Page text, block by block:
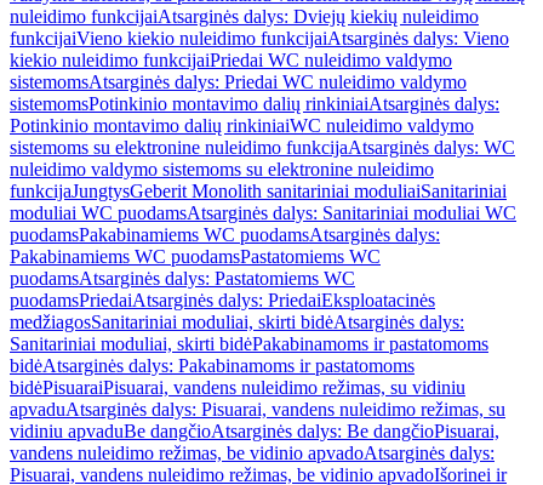
nuleidimo funkcijaiAtsarginės dalys: Dviejų kiekių nuleidimo
funkcijaiVieno kiekio nuleidimo funkcijaiAtsarginės dalys: Vieno
kiekio nuleidimo funkcijaiPriedai WC nuleidimo valdymo
sistemomsAtsarginės dalys: Priedai WC nuleidimo valdymo
sistemomsPotinkinio montavimo dalių rinkiniaiAtsarginės dalys:
Potinkinio montavimo dalių rinkiniaiWC nuleidimo valdymo
sistemoms su elektronine nuleidimo funkcijaAtsarginės dalys: WC
nuleidimo valdymo sistemoms su elektronine nuleidimo
funkcijaJungtysGeberit Monolith sanitariniai moduliaiSanitariniai
moduliai WC puodamsAtsarginės dalys: Sanitariniai moduliai WC
puodamsPakabinamiems WC puodamsAtsarginės dalys:
Pakabinamiems WC puodamsPastatomiems WC
puodamsAtsarginės dalys: Pastatomiems WC
puodamsPriedaiAtsarginės dalys: PriedaiEksploatacinės
medžiagosSanitariniai moduliai, skirti bidėAtsarginės dalys:
Sanitariniai moduliai, skirti bidėPakabinamoms ir pastatomoms
bidėAtsarginės dalys: Pakabinamoms ir pastatomoms
bidėPisuaraiPisuarai, vandens nuleidimo režimas, su vidiniu
apvaduAtsarginės dalys: Pisuarai, vandens nuleidimo režimas, su
vidiniu apvaduBe dangčioAtsarginės dalys: Be dangčioPisuarai,
vandens nuleidimo režimas, be vidinio apvadoAtsarginės dalys:
Pisuarai, vandens nuleidimo režimas, be vidinio apvadoIšorinei ir